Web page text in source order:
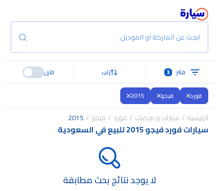
ابحث عن الماركة او الموديل
فلتر 3 رتب قارن
فورد فيجو 2015
الرئيسية سيارات و مركبات فورد فيجو 2015
سيارات فورد فيجو 2015 للبيع في السعودية
لا يوجد نتائج بحث مطابقة